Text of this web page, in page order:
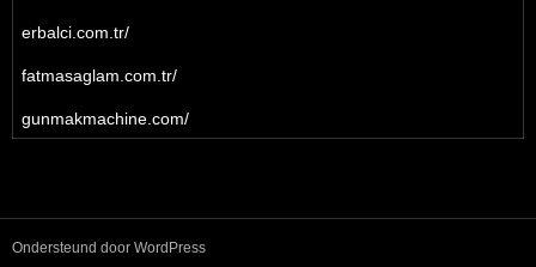
erbalci.com.tr/
fatmasaglam.com.tr/
gunmakmachine.com/
Ondersteund door WordPress